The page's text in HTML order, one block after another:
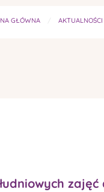
GŁÓWNA AKTUALNOŚCI